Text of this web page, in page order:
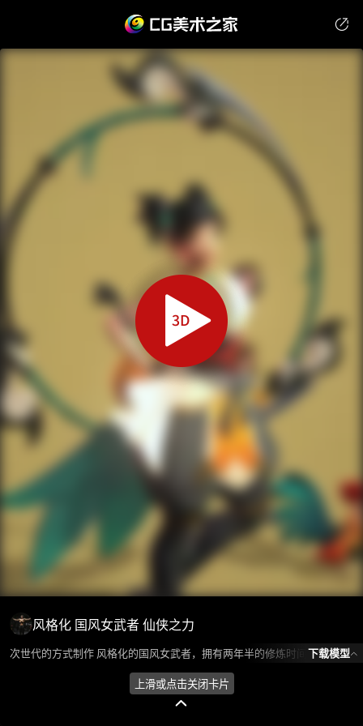
风格化 国风女武者 仙侠之力
次世代的方式制作 风格化的国风女武者，拥有两年半的修炼时间。 模型所属分类为“人物角色-女人”，模型风格为卡通,东方，模型ID为101385，本模型由设计师 Huan环 在2024-08-21 19:00:13上传，含.fbx，.gltf，.fbx(FBX)相关源文件下载格式，点数为96758，面数为165054，材质数为6，贴图数为18，CG美术之家持续为您更新与数字孪生、影视动画和游戏VR等相关优质资源。
下载模型
上滑或点击关闭卡片